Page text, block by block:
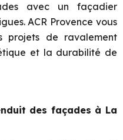
avec un façadier
ACR Provence vous
projets de ravalement
et la durabilité de
des façades à La